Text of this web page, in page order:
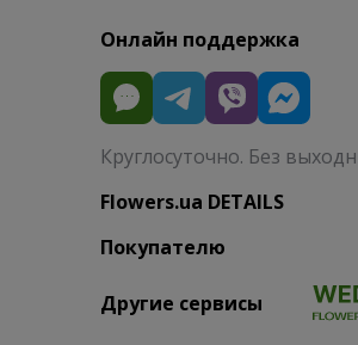
Онлайн поддержка
Круглосуточно. Без
Flowers.ua DETAILS
Покупателю
Другие сервисы